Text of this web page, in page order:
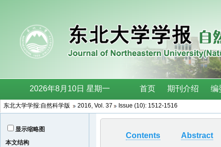
东北大学学报:自然科学版 2016, Vol. 37 Issue (10): 1512-1516
显示缩略图
本文结构
Contents Abstract